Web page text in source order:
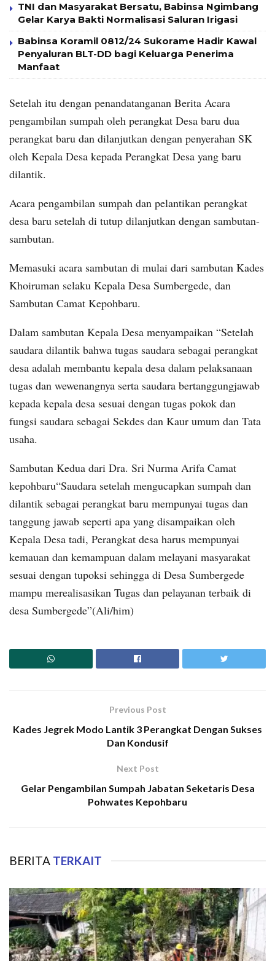
TNI dan Masyarakat Bersatu, Babinsa Ngimbang
Gelar Karya Bakti Normalisasi Saluran Irigasi
Babinsa Koramil 0812/24 Sukorame Hadir Kawal
Penyaluran BLT-DD bagi Keluarga Penerima
Manfaat
Setelah itu dengan penandatanganan Berita Acara
pengambilan sumpah oleh perangkat Desa baru dua
perangkat baru dan dilanjutkan dengan penyerahan SK
oleh Kepala Desa kepada Perangkat Desa yang baru
dilantik.
Acara pengambilan sumpah dan pelantikan perangkat
desa baru setelah di tutup dilanjutkan dengan sambutan-
sambutan.
Memasuki acara sambutan di mulai dari sambutan Kades
Khoiruman selaku Kepala Desa Sumbergede, dan
Sambutan Camat Kepohbaru.
Dalam sambutan Kepala Desa menyampaikan “Setelah
saudara dilantik bahwa tugas saudara sebagai perangkat
desa adalah membantu kepala desa dalam pelaksanaan
tugas dan wewenangnya serta saudara bertanggungjawab
kepada kepala desa sesuai dengan tugas pokok dan
fungsi saudara sebagai Sekdes dan Kaur umum dan Tata
usaha.
Sambutan Kedua dari Dra. Sri Nurma Arifa Camat
kepohbaru“Saudara setelah mengucapkan sumpah dan
dilantik sebagai perangkat baru mempunyai tugas dan
tanggung jawab seperti apa yang disampaikan oleh
Kepala Desa tadi, Perangkat desa harus mempunyai
kemauan dan kemampuan dalam melayani masyarakat
sesuai dengan tupoksi sehingga di Desa Sumbergede
mampu merealisasikan Tugas dan pelayanan terbaik di
desa Sumbergede”(Ali/him)
Previous Post
Kades Jegrek Modo Lantik 3 Perangkat Dengan Sukses
Dan Kondusif
Next Post
Gelar Pengambilan Sumpah Jabatan Seketaris Desa
Pohwates Kepohbaru
BERITA TERKAIT